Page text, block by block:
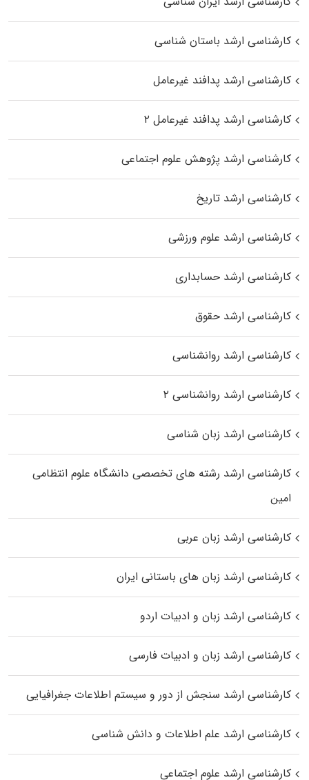
کارشناسی ارشد باستان شناسی
کارشناسی ارشد پدافند غیرعامل
کارشناسی ارشد پدافند غیرعامل ۲
کارشناسی ارشد پژوهش علوم اجتماعی
کارشناسی ارشد تاریخ
کارشناسی ارشد علوم ورزشی
کارشناسی ارشد حسابداری
کارشناسی ارشد حقوق
کارشناسی ارشد روانشناسی
کارشناسی ارشد روانشناسی ۲
کارشناسی ارشد زبان شناسی
کارشناسی ارشد رﺷﺘﻪ ﻫﺎی تخصصی داﻧﺸﮕﺎه ﻋﻠﻮم انتظامی
اﻣﻴﻦ
کارشناسی ارشد زبان عربی
کارشناسی ارشد زبان‌ های باستانی ایران
کارشناسی ارشد زبان و ادبیات اردو
کارشناسی ارشد زبان و ادبیات فارسی
کارشناسی ارشد سنجش از دور و سیستم اطلاعات جغرافیایی
کارشناسی ارشد علم اطلاعات و دانش شناسی
کارشناسی ارشد علوم اجتماعی